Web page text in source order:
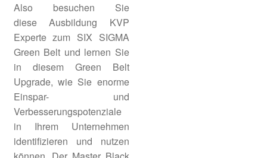
HACCP
LEAN & 6 Sigma
SIX SIGMA
SIX SIGMA Yellow Belt
SIX SIGMA Green Belt
Also besuchen Sie
diese Ausbildung KVP
Experte zum SIX SIGMA
Green Belt und lernen Sie
in diesem Green Belt
Upgrade, wie Sie enorme
Einspar- und
Verbesserungspotenziale
in Ihrem Unternehmen
identifizieren und nutzen